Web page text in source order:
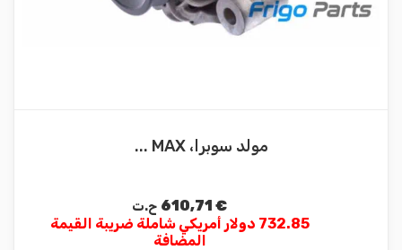
مولد سوبرا، MAX ...
610,71 € ح.ت
732.85 دولار أمريكي شاملة ضريبة القيمة
المضافة